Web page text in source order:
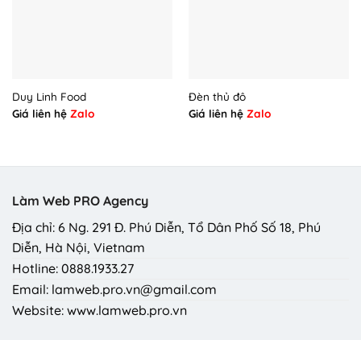
Duy Linh Food
Giá liên hệ Zalo
Đèn thủ đô
Giá liên hệ Zalo
Làm Web PRO Agency
Địa chỉ: 6 Ng. 291 Đ. Phú Diễn, Tổ Dân Phố Số 18, Phú
Diễn, Hà Nội, Vietnam
Hotline: 0888.1933.27
Email: lamweb.pro.vn@gmail.com
Website: www.lamweb.pro.vn